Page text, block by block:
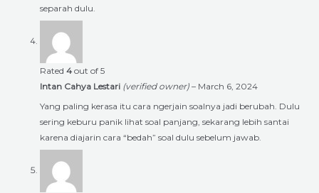
separah dulu.
Rated 4 out of 5
Intan Cahya Lestari (verified owner) – March 6, 2024
Yang paling kerasa itu cara ngerjain soalnya jadi berubah. Dulu
sering keburu panik lihat soal panjang, sekarang lebih santai
karena diajarin cara “bedah” soal dulu sebelum jawab.